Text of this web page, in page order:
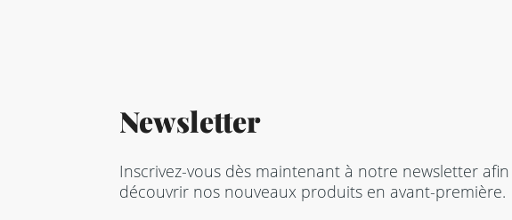
Newsletter
Inscrivez-vous dès maintenant à notre newsletter
découvrir nos nouveaux produits en avant-première.